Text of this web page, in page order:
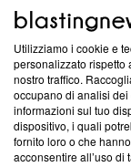
ABOUT
Questa sezione
News, sui nostri
creare news di
‘Trust Project -
ancora membro
parte; Trust
Utilizziamo i cookie e
personalizzato rispetto
nostro traffico.
occupano di analisi
informazioni sul tuo
dispositivo, i quali
fornito loro o che
acconsentire all’uso